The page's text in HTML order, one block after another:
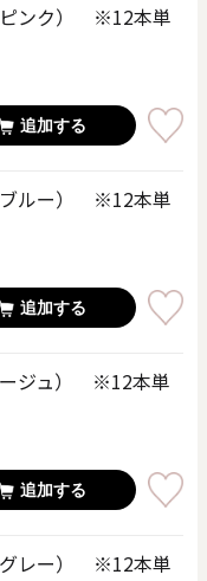
ピンク） ※12本単
追加する
ブルー） ※12本単
追加する
ージュ） ※12本単
追加する
グレー） ※12本単